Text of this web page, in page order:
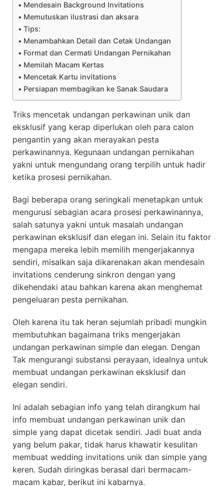
Mendesain Background Invitations
Memutuskan ilustrasi dan aksara
Tips:
Menambahkan Detail dan Cetak Undangan
Format dan Cermati Undangan Pernikahan
Memilah Macam Kertas
Mencetak Kartu invitations
Persiapan membagikan ke Sanak Saudara
Triks mencetak undangan perkawinan unik dan
eksklusif yang kerap diperlukan oleh para calon
pengantin yang akan merayakan pesta
perkawinannya. Kegunaan undangan pernikahan
yakni untuk mengundang orang terpilih untuk hadir
ketika prosesi pernikahan.
Bagi beberapa orang seringkali menetapkan untuk
mengurusi sebagian acara prosesi perkawinannya,
salah satunya yakni untuk masalah undangan
perkawinan eksklusif dan elegan ini. Selain itu faktor
mengapa mereka lebih memilih mengerjakannya
sendiri, misalkan saja dikarenakan akan mendesain
invitations cenderung sinkron dengan yang
dikehendaki atau bahkan karena akan menghemat
pengeluaran pesta pernikahan.
Oleh karena itu tak heran sejumlah pribadi mungkin
membutuhkan bagaimana triks mengerjakan
undangan perkawinan simple dan elegan. Dengan
Tak mengurangi substansi perayaan, idealnya untuk
membuat undangan perkawinan eksklusif dan
elegan sendiri.
Ini adalah sebagian info yang telah dirangkum hal
info membuat undangan perkawinan unik dan
simple yang dapat dicetak sendiri. Jadi buat anda
yang belum pakar, tidak harus khawatir kesulitan
membuat wedding invitations unik dan simple yang
keren. Sudah diringkas berasal dari bermacam-
macam kabar, berikut ini kabarnya.